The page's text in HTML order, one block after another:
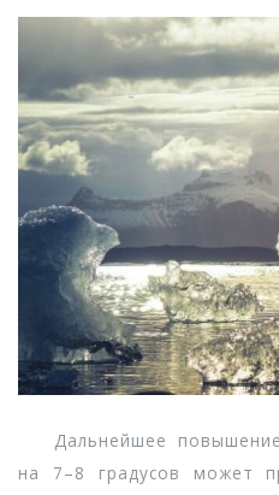
Дальнейшее повышение
на 7–8 градусов может